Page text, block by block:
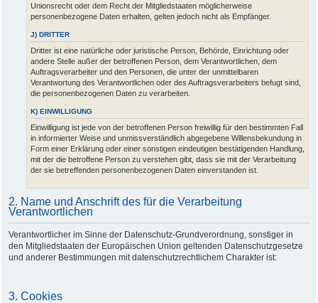
Unionsrecht oder dem Recht der Mitgliedstaaten möglicherweise
personenbezogene Daten erhalten, gelten jedoch nicht als Empfänger.
J) DRITTER
Dritter ist eine natürliche oder juristische Person, Behörde, Einrichtung oder
andere Stelle außer der betroffenen Person, dem Verantwortlichen, dem
Auftragsverarbeiter und den Personen, die unter der unmittelbaren
Verantwortung des Verantwortlichen oder des Auftragsverarbeiters befugt sind,
die personenbezogenen Daten zu verarbeiten.
K) EINWILLIGUNG
Einwilligung ist jede von der betroffenen Person freiwillig für den bestimmten Fall
in informierter Weise und unmissverständlich abgegebene Willensbekundung in
Form einer Erklärung oder einer sonstigen eindeutigen bestätigenden Handlung,
mit der die betroffene Person zu verstehen gibt, dass sie mit der Verarbeitung
der sie betreffenden personenbezogenen Daten einverstanden ist.
2. Name und Anschrift des für die Verarbeitung
Verantwortlichen
Verantwortlicher im Sinne der Datenschutz-Grundverordnung, sonstiger in
den Mitgliedstaaten der Europäischen Union geltenden Datenschutzgesetze
und anderer Bestimmungen mit datenschutzrechtlichem Charakter ist:
3. Cookies